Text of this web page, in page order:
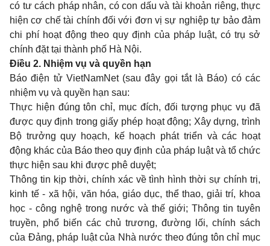
có tư cách pháp nhân, có con dấu và tài khoản riêng, thực
hiện cơ chế tài chính đối với đơn vị sự nghiệp tự bảo đảm
chi phí hoạt động theo quy định của pháp luật, có trụ sở
chính đặt tại thành phố Hà Nội.
Điều 2. Nhiệm vụ và quyền hạn
Báo điện tử VietNamNet (sau đây gọi tắt là Báo) có các
nhiệm vụ và quyền hạn sau:
Thực hiện đúng tôn chỉ, mục đích, đối tượng phục vụ đã
được quy định trong giấy phép hoạt động; Xây dựng, trình
Bộ trưởng quy hoạch, kế hoạch phát triển và các hoạt
động khác của Báo theo quy định của pháp luật và tổ chức
thực hiện sau khi được phê duyệt;
Thông tin kịp thời, chính xác về tình hình thời sự chính trị,
kinh tế - xã hội, văn hóa, giáo dục, thể thao, giải trí, khoa
học - công nghệ trong nước và thế giới; Thông tin tuyên
truyền, phổ biến các chủ trương, đường lối, chính sách
của Đảng, pháp luật của Nhà nước theo đúng tôn chỉ mục